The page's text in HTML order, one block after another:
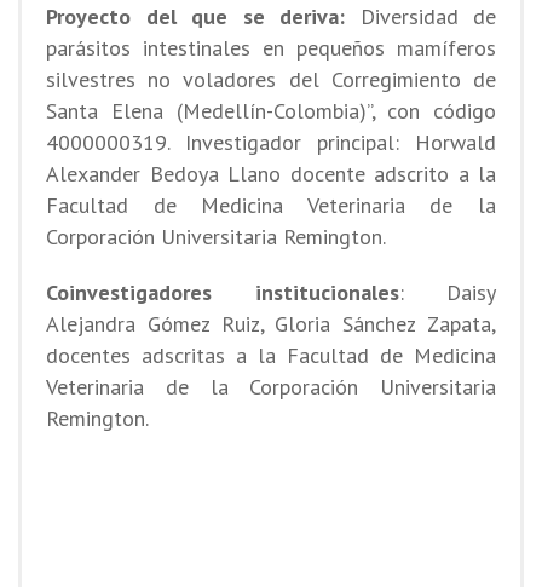
Proyecto del que se deriva: Diversidad de
parásitos intestinales en pequeños mamíferos
silvestres no voladores del Corregimiento de
Santa Elena (Medellín-Colombia)”, con código
4000000319. Investigador principal: Horwald
Alexander Bedoya Llano docente adscrito a la
Facultad de Medicina Veterinaria de la
Corporación Universitaria Remington.
Coinvestigadores institucionales: Daisy
Alejandra Gómez Ruiz, Gloria Sánchez Zapata,
docentes adscritas a la Facultad de Medicina
Veterinaria de la Corporación Universitaria
Remington.